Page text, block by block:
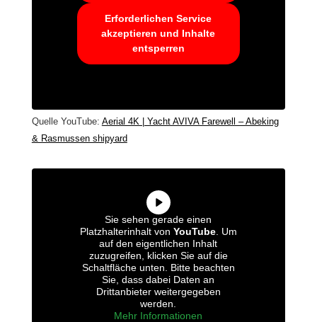
Erforderlichen Service
akzeptieren und Inhalte
entsperren
Quelle YouTube: Aerial 4K | Yacht AVIVA Farewell – Abeking
& Rasmussen shipyard
Sie sehen gerade einen
Platzhalterinhalt von YouTube. Um
auf den eigentlichen Inhalt
zuzugreifen, klicken Sie auf die
Schaltfläche unten. Bitte beachten
Sie, dass dabei Daten an
Drittanbieter weitergegeben
werden.
Mehr Informationen